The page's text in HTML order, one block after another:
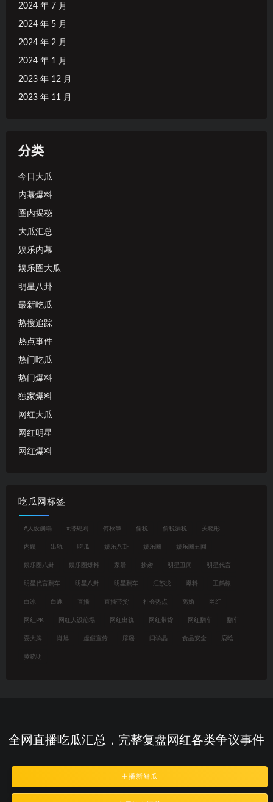
2024 年 7 月
2024 年 5 月
2024 年 2 月
2024 年 1 月
2023 年 12 月
2023 年 11 月
分类
今日大瓜
内幕爆料
圈内揭秘
大瓜汇总
娱乐内幕
娱乐圈大瓜
明星八卦
最新吃瓜
热搜追踪
热点事件
热门吃瓜
热门爆料
独家爆料
网红大瓜
网红明星
网红爆料
吃瓜网标签
#人设崩塌 #潜规则 何秋亊 偷税 偷税漏税 关晓彤
内娱 出轨 吃瓜 娱乐八卦 娱乐圈 娱乐圈丑闻
娱乐圈八卦 娱乐圈爆料 家暴 抄袭 明星丑闻 明星代言
明星代言翻车 明星八卦 明星翻车 汪苏泷 爆料 王鹤棣
白冰 白鹿 直播 直播带货 社会热点 离婚 网红
网红PK 网红人设崩塌 网红出轨 网红带货 网红翻车 翻车
耍大牌 肖旭 虚假宣传 辟谣 闫学晶 食品安全 鹿晗
黄晓明
全网直播吃瓜汇总，完整复盘网红各类争议事件
主播新鲜瓜